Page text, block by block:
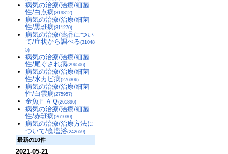
病気の治療/治療/細菌
性/白点病(319812)
病気の治療/治療/細菌
性/黒班病(311270)
病気の治療/薬品につい
て/症状から調べる(31048
5)
病気の治療/治療/細菌
性/尾ぐされ病(296506)
病気の治療/治療/細菌
性/水カビ病(276306)
病気の治療/治療/細菌
性/白雲病(275957)
金魚ＦＡＱ(261896)
病気の治療/治療/細菌
性/赤班病(261030)
病気の治療/治療方法に
ついて/食塩浴(242659)
最新の10件
2021-05-21